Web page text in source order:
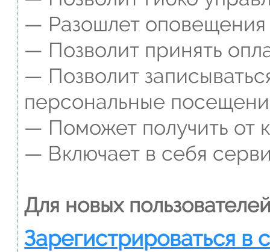
— Разошлет оповещения
— Позволит принять
— Позволит
персональные
— Поможет получить от
— Включает в себя
Для новых
Зарегистрироваться в